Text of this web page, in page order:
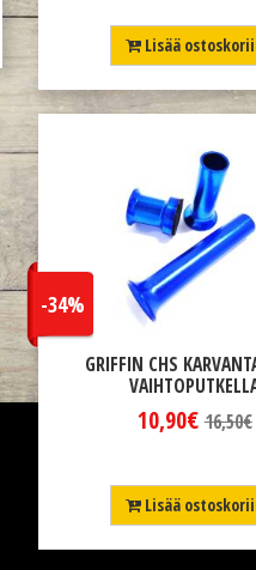
Lisää
GRIFFIN CHS
10,90€
-34%
16,50€
Lisää